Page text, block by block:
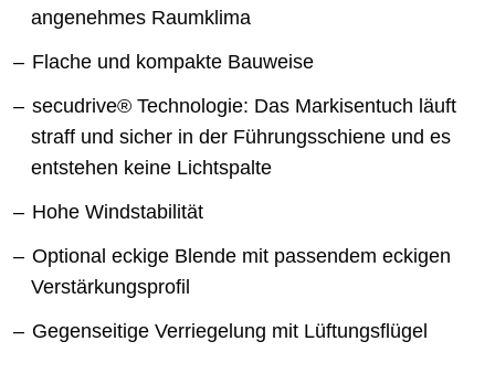
angenehmes Raumklima
Flache und kompakte Bauweise
secudrive® Technologie: Das Markisentuch läuft
straff und sicher in der Führungsschiene und es
entstehen keine Lichtspalte
Hohe Windstabilität
Optional eckige Blende mit passendem eckigen
Verstärkungsprofil
Gegenseitige Verriegelung mit Lüftungsflügel